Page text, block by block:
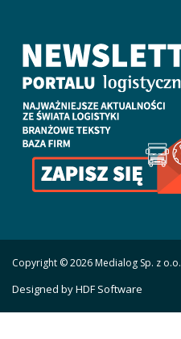
Copyright © 2026 Medialog Sp. z o.o.
Designed by HDF Software